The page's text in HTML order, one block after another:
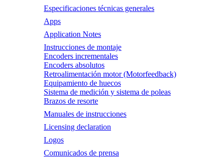
Especificaciones técnicas generales
Apps
Application Notes
Instrucciones de montaje
Encoders incrementales
Encoders absolutos
Retroalimentación motor (Motorfeedback)
Equipamiento de huecos
Sistema de medición y sistema de poleas
Brazos de resorte
Manuales de instrucciones
Licensing declaration
Logos
Comunicados de prensa